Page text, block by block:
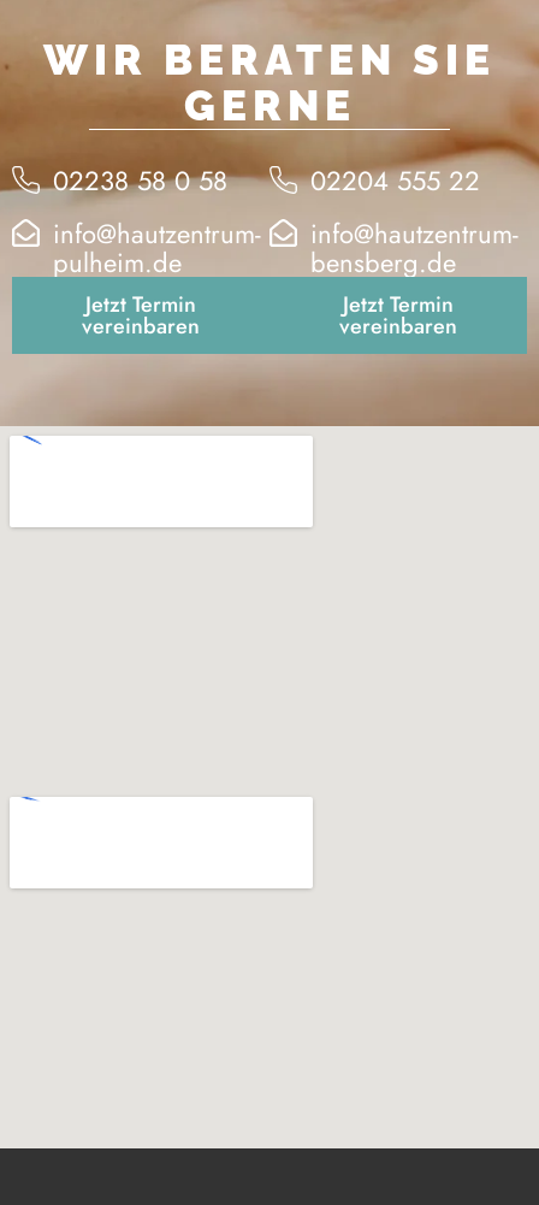
WIR BERATEN SIE
GERNE
02238 58 0 58
info@hautzentrum-
pulheim.de
Jetzt Termin
vereinbaren
02204 555 22
info@hautzentrum-
bensberg.de
Jetzt Termin
vereinbaren